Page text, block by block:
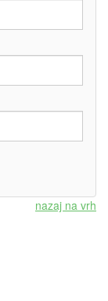
nazaj na vrh